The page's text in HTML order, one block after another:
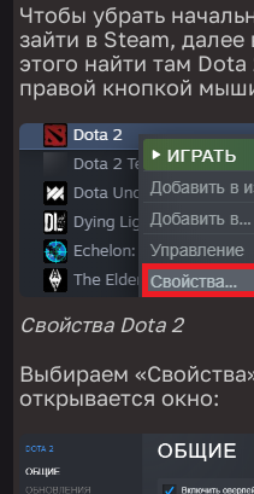
Чтобы убрать
зайти в Steam,
этого найти там
правой кнопкой
Свойства Dota 2
Выбираем
открывается окно: